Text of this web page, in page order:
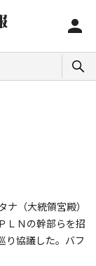
（大統領宮殿）
ＬＮの幹部らを招
り協議した。バフ